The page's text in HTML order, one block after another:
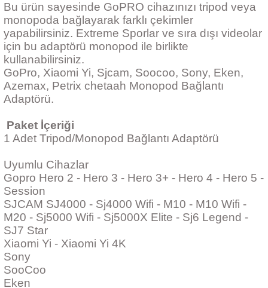
Bu ürün sayesinde GoPRO cihazınızı tripod veya
monopoda bağlayarak farklı çekimler
yapabilirsiniz. Extreme Sporlar ve sıra dışı videolar
için bu adaptörü monopod ile birlikte
kullanabilirsiniz.
GoPro, Xiaomi Yi, Sjcam, Soocoo, Sony, Eken,
Azemax, Petrix chetaah Monopod Bağlantı
Adaptörü.
Paket İçeriği
1 Adet Tripod/Monopod Bağlantı Adaptörü
Uyumlu Cihazlar
Gopro Hero 2 - Hero 3 - Hero 3+ - Hero 4 - Hero 5 -
Session
SJCAM SJ4000 - Sj4000 Wifi - M10 - M10 Wifi -
M20 - Sj5000 Wifi - Sj5000X Elite - Sj6 Legend -
SJ7 Star
Xiaomi Yi - Xiaomi Yi 4K
Sony
SooCoo
Eken